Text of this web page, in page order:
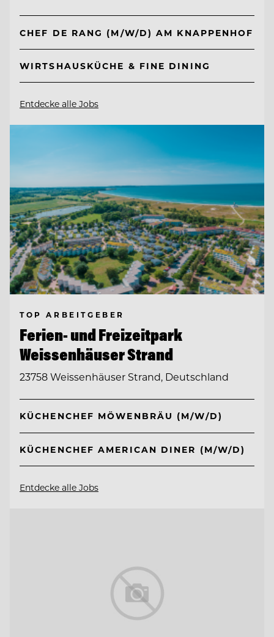
CHEF DE RANG (M/W/D) AM KNAPPENHOF
WIRTSHAUSKÜCHE & FINE DINING
Entdecke alle Jobs
TOP ARBEITGEBER
Ferien- und Freizeitpark
Weissenhäuser Strand
23758 Weissenhäuser Strand, Deutschland
KÜCHENCHEF MÖWENBRÄU (M/W/D)
KÜCHENCHEF AMERICAN DINER (M/W/D)
Entdecke alle Jobs